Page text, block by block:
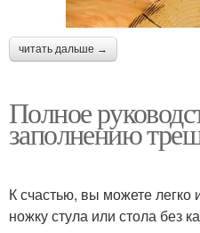
читать дальше →
Полное
заполнению
К счастью, вы можете легко
ножку стула или стола без